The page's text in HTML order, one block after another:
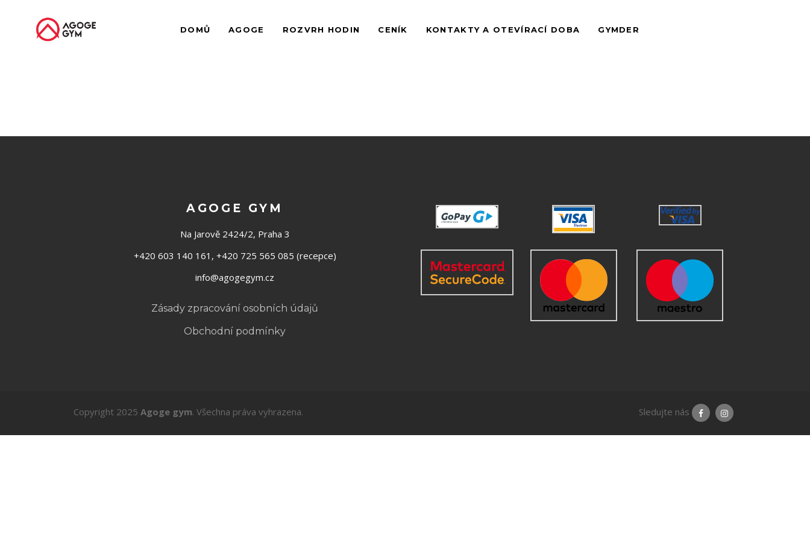
DOMŮ AGOGE ROZVRH HODIN CENÍK KONTAKTY A OTEVÍRACÍ DOBA GYMDER
AGOGE GYM
Na Jarově 2424/2, Praha 3
+420 603 140 161, +420 725 565 085 (recepce)
info@agogegym.cz
Zásady zpracování osobních údajů
Obchodní podmínky
Copyright 2025 Agoge gym. Všechna práva vyhrazena. Sledujte nás